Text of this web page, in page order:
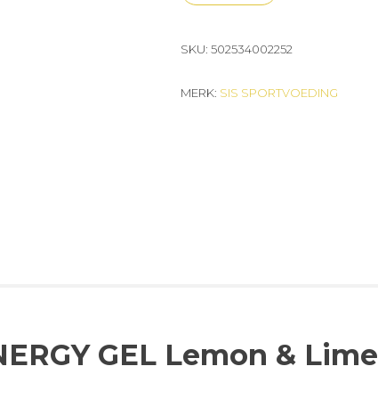
SKU: 502534002252
MERK: SIS SPORTVOEDING
GEL Lemon & Lime